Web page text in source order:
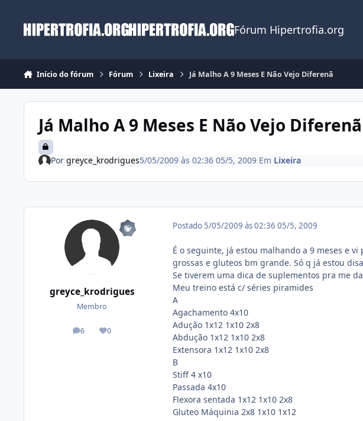
Fórum Hipertrofia.org
Início do fórum Fórum Lixeira Já Malho A 9 Meses E Não Vejo Diferenã
Já Malho A 9 Meses E Não Vejo Diferenã
Por greyce_krodrigues5/05/2009 às 02:36 05/5, 2009 Em Lixeira
greyce_krodrigues
Membro
6
posts 0
Reputação
Postado 5/05/2009 às 02:36 05/5, 2009
É o seguinte, já estou malhando a 9 meses e
grossas e gluteos bm grande. Só q já estou
Se tiverem uma dica de suplementos pra me
Meu treino está c/ séries piramides
A
Agachamento 4x10
Adução 1x12 1x10 2x8
Abdução 1x12 1x10 2x8
Extensora 1x12 1x10 2x8
B
Stiff 4 x10
Passada 4x10
Flexora sentada 1x12 1x10 2x8
Gluteo Máquinia 2x8 1x10 1x12